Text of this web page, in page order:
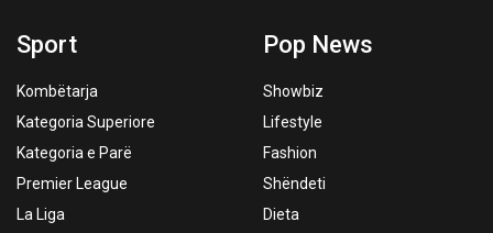
Sport
Kombëtarja
Kategoria Superiore
Kategoria e Parë
Premier League
La Liga
Pop News
Showbiz
Lifestyle
Fashion
Shëndeti
Dieta